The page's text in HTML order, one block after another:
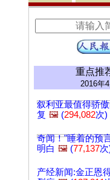
重点推
2016年
叙利亚最值得骄
复 🖼️ (294,082次)
奇闻！"睡着的预
明白 🖼️ (77,137次
产经新闻:金正恩